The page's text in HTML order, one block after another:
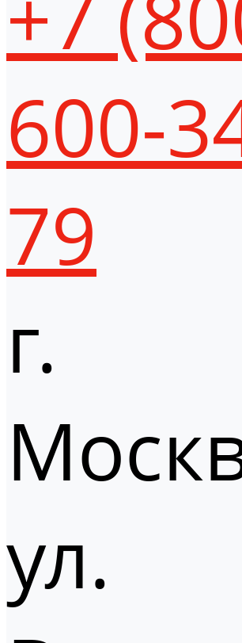
600-
79
г.
ул.